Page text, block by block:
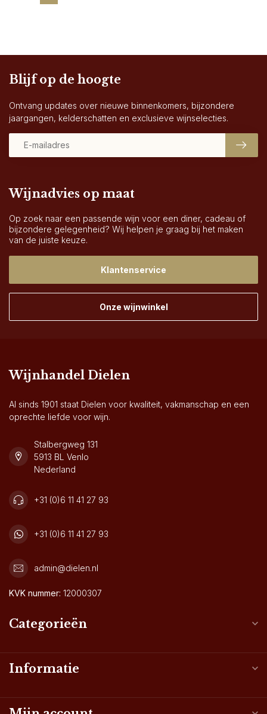
Wijnadvies op maat
Op zoek naar een passende wijn voor een diner, cadeau of
bijzondere gelegenheid? Wij helpen je graag bij het maken
van de juiste keuze.
Klantenservice
Onze wijnwinkel
Blijf op de hoogte
Ontvang updates over nieuwe binnenkomers, bijzondere
jaargangen, kelderschatten en exclusieve wijnselecties.
Wijnhandel Dielen
Al sinds 1901 staat Dielen voor kwaliteit, vakmanschap en een
oprechte liefde voor wijn.
Stalbergweg 131
5913 BL Venlo
Nederland
+31 (0)6 11 41 27 93
+31 (0)6 11 41 27 93
admin@dielen.nl
KVK nummer: 12000307
Categorieën
Informatie